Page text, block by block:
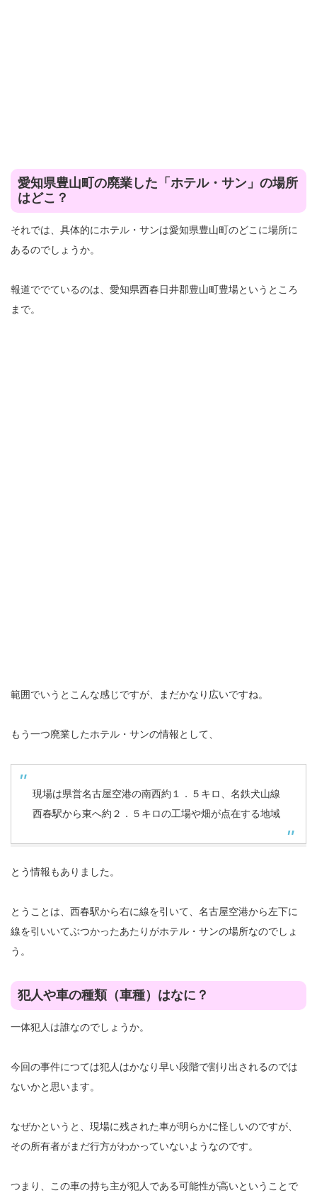
愛知県豊山町の廃業した「ホテル・サン」の場所
はどこ？
それでは、具体的にホテル・サンは愛知県豊山町のどこに場所に
あるのでしょうか。
報道ででているのは、愛知県西春日井郡豊山町豊場というところ
まで。
範囲でいうとこんな感じですが、まだかなり広いですね。
もう一つ廃業したホテル・サンの情報として、
現場は県営名古屋空港の南西約１．５キロ、名鉄犬山線
西春駅から東へ約２．５キロの工場や畑が点在する地域
とう情報もありました。
とうことは、西春駅から右に線を引いて、名古屋空港から左下に
線を引いいてぶつかったあたりがホテル・サンの場所なのでしょ
う。
犯人や車の種類（車種）はなに？
一体犯人は誰なのでしょうか。
今回の事件につては犯人はかなり早い段階で割り出されるのでは
ないかと思います。
なぜかというと、現場に残された車が明らかに怪しいのですが、
その所有者がまだ行方がわかっていないようなのです。
つまり、この車の持ち主が犯人である可能性が高いということで